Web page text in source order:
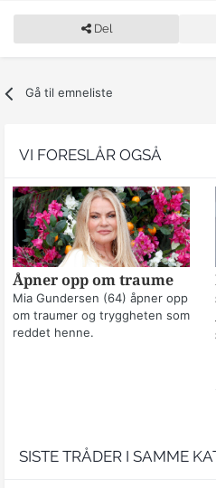
Del
Gå til emneliste
VI FORESLÅR OGSÅ
Åpner opp om traume
Mia Gundersen (64) åpner opp
om traumer og tryggheten som
reddet henne.
SISTE TRÅDER I SAMME